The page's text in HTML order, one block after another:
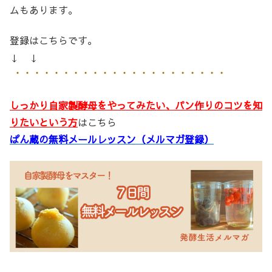
ムもあります。
登録はこちらです。
↓ ↓
しっかり自家製酵母をやってみたい、パン作りのコツを知
りたいという方はこちら
ぱん蔵の無料メールレッスン（メルマガ登録）